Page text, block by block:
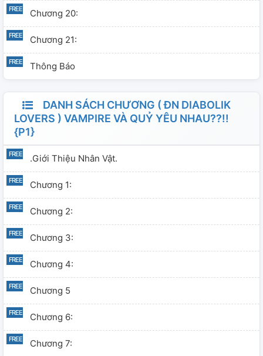
Chương 20:
Chương 21:
Thông Báo
DANH SÁCH CHƯƠNG ( ĐN DIABOLIK
LOVERS ) VAMPIRE VÀ QUỶ YÊU NHAU??!!
{P1}
.Giới Thiệu Nhân Vật.
Chương 1:
Chương 2:
Chương 3:
Chương 4:
Chương 5
Chương 6:
Chương 7: